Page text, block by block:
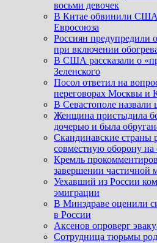
восьми девочек
В Китае обвинили США
Евросоюза
Россиян предупредили
при включении
В США рассказали о
Зеленского
Посол ответил на
переговорах Москвы и
В Севастополе назвали
Женщина пристыдила
дочерью и была
Скандинавские страны
совместную оборону на
Кремль
завершении частичной
Уехавший из России
эмиграции
В Минздраве оценили
в России
Аксенов опроверг
Сотрудница тюрьмы